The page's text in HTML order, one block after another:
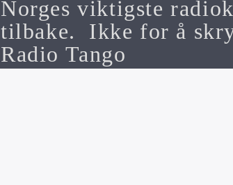
Norges viktigste
tilbake. Ikke for å
Radio Tango